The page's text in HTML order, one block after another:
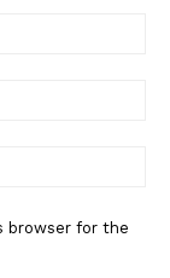
browser for the